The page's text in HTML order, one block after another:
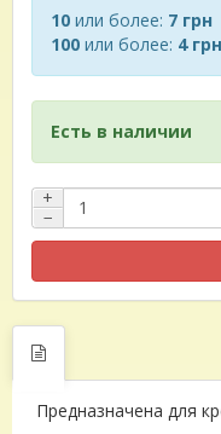
10 или более: 7 грн
100 или более: 4 грн
Есть в наличии
+
−
Предназначена для